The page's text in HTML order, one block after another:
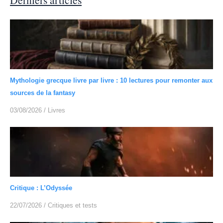
Mythologie grecque livre par livre : 10 lectures pour remonter aux
sources de la fantasy
03/08/2026 / Livres
Critique : L’Odyssée
22/07/2026 / Critiques et tests